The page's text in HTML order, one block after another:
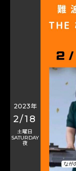
2023年
2/18
土曜日
SATURDAY
夜